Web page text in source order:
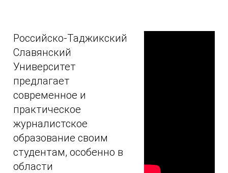
Российско-Таджикский
Славянский
Университет
предлагает
современное и
практическое
журналистское
образование своим
студентам, особенно в
области